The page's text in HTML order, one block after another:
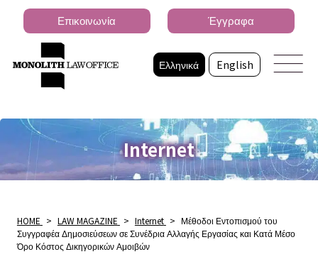
Ελληνικά English
Επικοινωνία Έγγραφα
Internet
HOME > LAW MAGAZINE > Internet > Μέθοδοι Εντοπισμού του
Συγγραφέα Δημοσιεύσεων σε Συνέδρια Αλλαγής Εργασίας και Κατά Μέσο
Όρο Κόστος Δικηγορικών Αμοιβών